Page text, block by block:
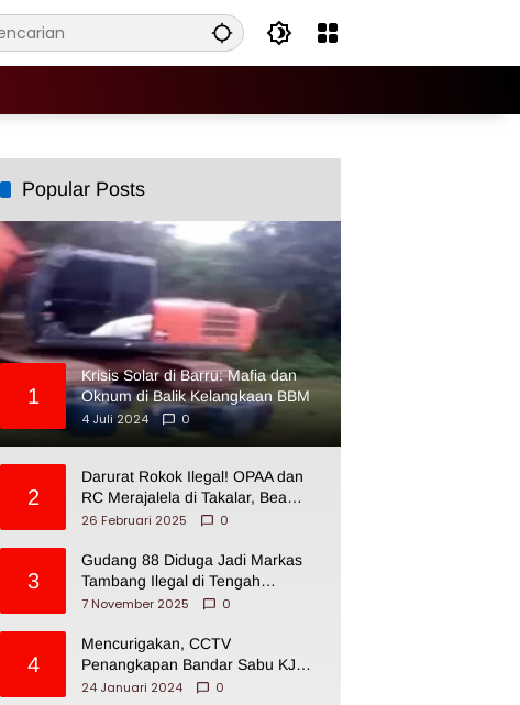
Popular Posts
1
Krisis Solar di Barru: Mafia dan
Oknum di Balik Kelangkaan BBM
4 Juli 2024
0
2
Darurat Rokok Ilegal! OPAA dan
RC Merajalela di Takalar, Bea
Cukai Impoten
26 Februari 2025 0
3
Gudang 88 Diduga Jadi Markas
Tambang Ilegal di Tengah
Permukiman Warga Makassar
7 November 2025 0
4
Mencurigakan, CCTV
Penangkapan Bandar Sabu KJ
Disita Oknum BNNP Sulsel
24 Januari 2024 0